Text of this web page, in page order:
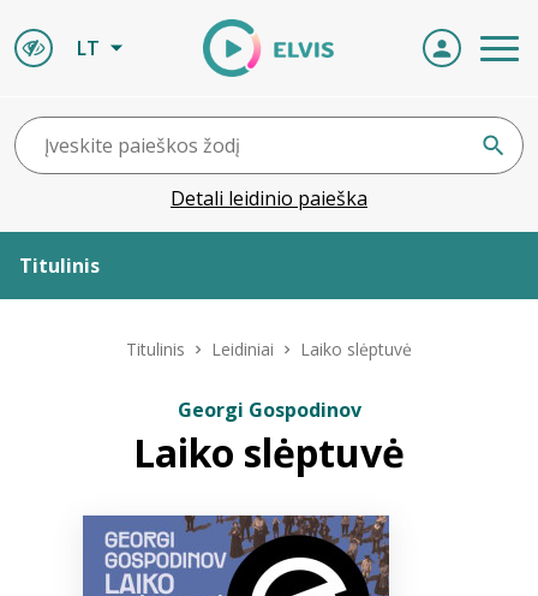
LT
Detali leidinio paieška
Titulinis
ELVIS atvyksta
Naujienos
Titulinis Leidiniai Laiko slėptuvė
Georgi Gospodinov
Laiko slėptuvė